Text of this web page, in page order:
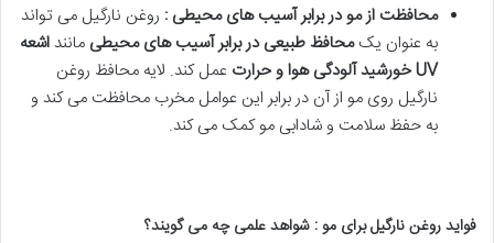
محافظت از مو در برابر آسیب های محیطی : روغن نارگیل می تواند
به عنوان یکمحافظ طبیعی در برابر آسیب های محیطی ماننداشعه
UVخورشید آلودگی هوا و حرارت عمل کند. لایه محافظ روغن
نارگیل روی مو از آن در برابر این عوامل مخرب محافظت می کند و
به حفظ سلامت و شادابی مو کمک می کند.
فواید روغن نارگیل برای مو : شواهد علمی چه می گویند؟